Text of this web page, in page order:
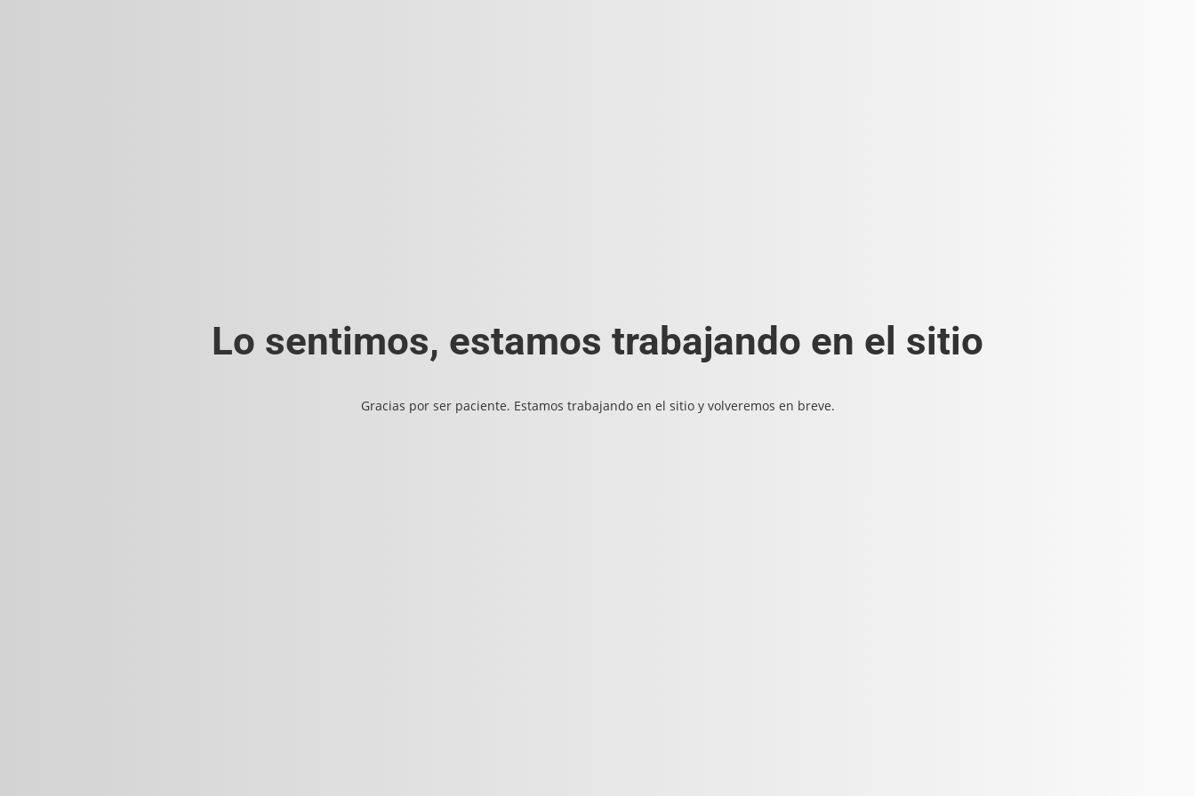
Lo sentimos, estamos trabajando en el sitio
Gracias por ser paciente. Estamos trabajando en el sitio y volveremos en breve.